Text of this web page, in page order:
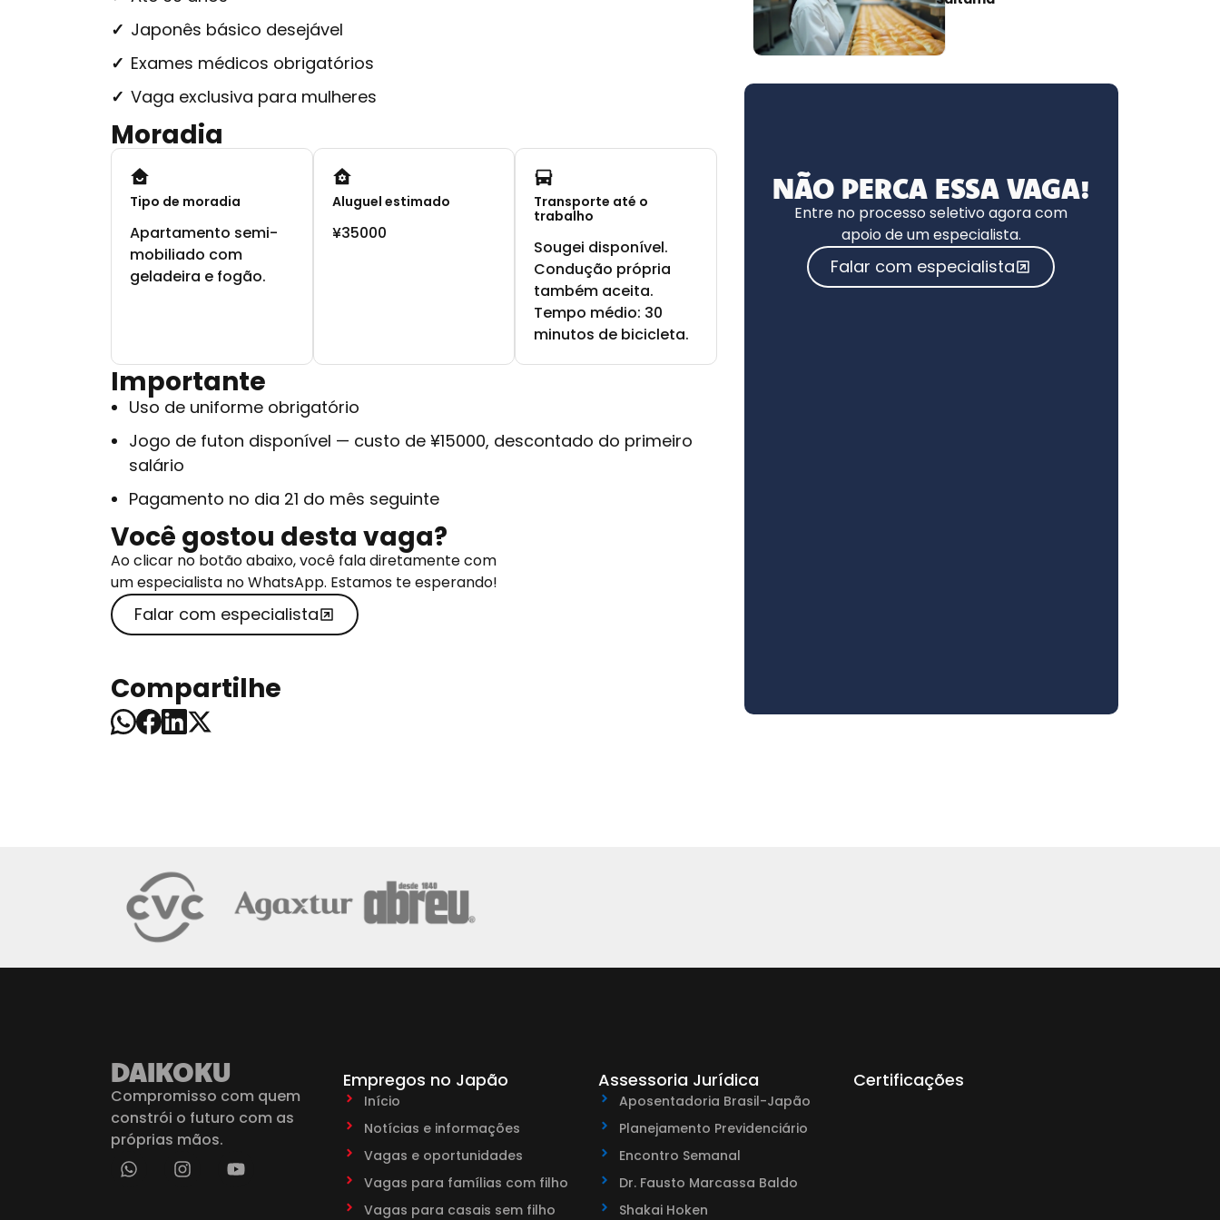
Japonês básico desejável
Exames médicos obrigatórios
Vaga exclusiva para mulheres
Moradia
Tipo de moradia
Apartamento semi-
mobiliado com
geladeira e fogão.
Aluguel estimado
¥35000
Transporte até o
trabalho
Sougei disponível.
Condução própria
também aceita.
Tempo médio: 30
minutos de bicicleta.
Importante
Uso de uniforme obrigatório
Jogo de futon disponível — custo de ¥15000, descontado do primeiro
salário
Pagamento no dia 21 do mês seguinte
Você gostou desta vaga?
Ao clicar no botão abaixo, você fala diretamente com
um especialista no WhatsApp. Estamos te esperando!
Falar com especialista
Compartilhe
NÃO PERCA ESSA VAGA!
Entre no processo seletivo agora com
apoio de um especialista.
Falar com especialista
DAIKOKU
Compromisso com quem
constrói o futuro com as
próprias mãos.
Empregos no Japão
Início
Notícias e informações
Vagas e oportunidades
Vagas para famílias com filho
Vagas para casais sem filho
Assessoria Jurídica
Aposentadoria Brasil-Japão
Planejamento Previdenciário
Encontro Semanal
Dr. Fausto Marcassa Baldo
Shakai Hoken
Certificações